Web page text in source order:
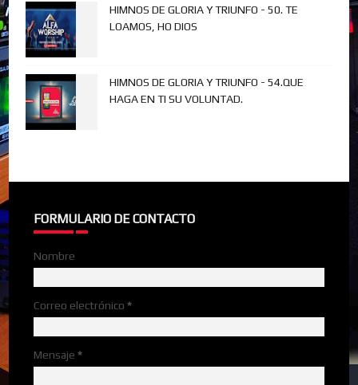
HIMNOS DE GLORIA Y TRIUNFO - 50. TE
LOAMOS, HO DIOS
HIMNOS DE GLORIA Y TRIUNFO - 54.QUE
HAGA EN TI SU VOLUNTAD.
FORMULARIO DE CONTACTO
Nombre
Correo electrónico*
Mensaje*